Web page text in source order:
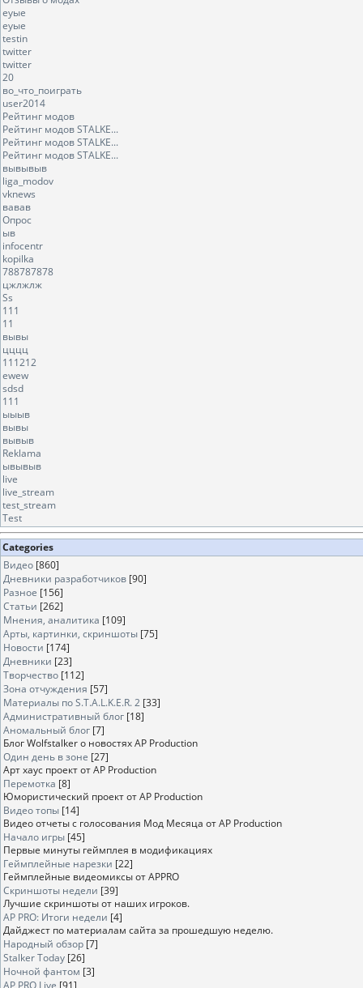
еуые
еуые
testin
twitter
twitter
20
во_что_поиграть
user2014
Рейтинг модов
Рейтинг модов STALKE...
Рейтинг модов STALKE...
Рейтинг модов STALKE...
вывывыв
liga_modov
vknews
вавав
Опрос
ыв
infocentr
kopilka
788787878
цжлжлж
Ss
111
11
вывы
цццц
111212
ewew
sdsd
111
ыыыв
вывы
вывыв
Reklama
ывывыв
live
live_stream
test_stream
Test
Categories
Видео [860]
Дневники разработчиков [90]
Разное [156]
Статьи [262]
Мнения, аналитика [109]
Арты, картинки, скриншоты [75]
Новости [174]
Дневники [23]
Творчество [112]
Зона отчуждения [57]
Материалы по S.T.A.L.K.E.R. 2 [33]
Административный блог [18]
Аномальный блог [7]
Блог Wolfstalker о новостях AP Production
Один день в зоне [27]
Арт хаус проект от AP Production
Перемотка [8]
Юмористический проект от AP Production
Видео топы [14]
Видео отчеты с голосования Мод Месяца от AP Production
Начало игры [45]
Первые минуты геймплея в модификациях
Геймплейные нарезки [22]
Геймплейные видеомиксы от APPRO
Скриншоты недели [39]
Лучшие скриншоты от наших игроков.
AP PRO: Итоги недели [4]
Дайджест по материалам сайта за прошедшую неделю.
Народный обзор [7]
Stalker Today [26]
Ночной фантом [3]
AP PRO Live [91]